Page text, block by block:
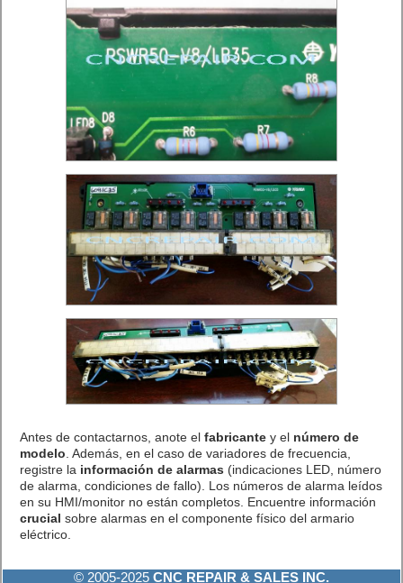
Antes de contactarnos, anote el fabricantey el número de
modelo . Además, en el caso de variadores de frecuencia,
registre la información de alarmas (indicaciones LED, número
de alarma, condiciones de fallo). Los números de alarma leídos
en su HMI/monitor no están completos. Encuentre información
crucial sobre alarmas en el componente físico del armario
eléctrico.
© 2005-2025 CNC REPAIR & SALES INC.